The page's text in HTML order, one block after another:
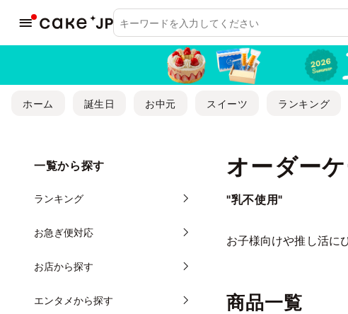
ホーム 誕生日 お中元 スイーツ ランキング
オーダー
"乳不使用"
お子様向けや推し活に
一覧から探す
ランキング
お急ぎ便対応
お店から探す
エンタメから探す 商品一覧